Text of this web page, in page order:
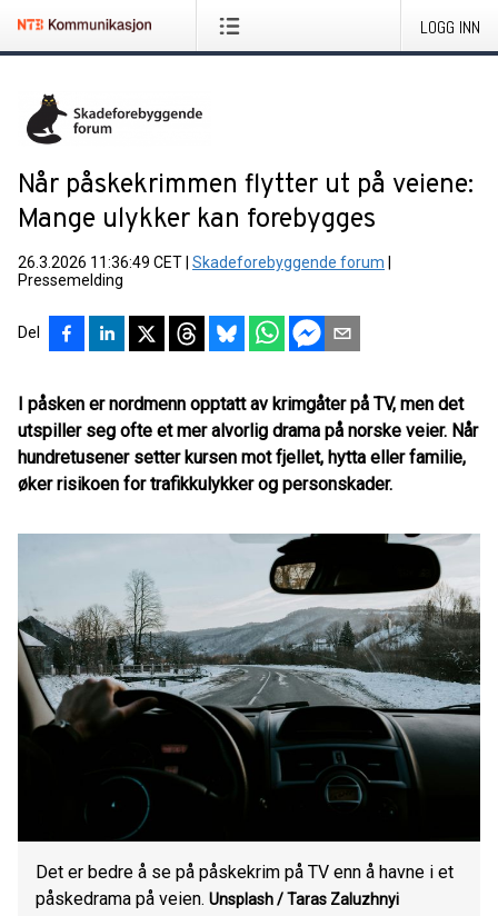
LOGG INN
Når påskekrimmen flytter ut på veiene:
Mange ulykker kan forebygges
26.3.2026 11:36:49 CET Skadeforebyggende forum
Pressemelding
Del
I påsken er nordmenn opptatt av krimgåter på TV, men det
utspiller seg ofte et mer alvorlig drama på norske veier. Når
hundretusener setter kursen mot fjellet, hytta eller familie,
øker risikoen for trafikkulykker og personskader.
Det er bedre å se på påskekrim på TV enn å havne i et
påskedrama på veien. Unsplash / Taras Zaluzhnyi